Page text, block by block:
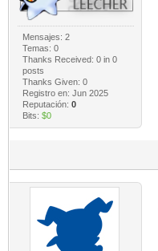
Mensajes: 2
Temas: 0
Thanks Received: 0in 0
posts
Thanks Given: 0
Registro en: Jun 2025
Reputación: 0
Bits: $0